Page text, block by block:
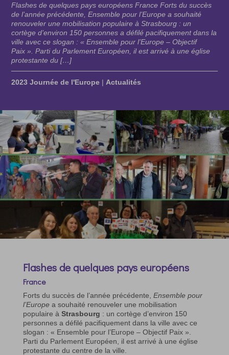
Flashes de quelques pays européens France Forts du succès
de l’année précédente, Ensemble pour l’Europe a souhaité
renouveler une mobilisation populaire à Strasbourg : un
cortège d’environ 150 personnes a défilé pacifiquement dans la
ville avec ce slogan : « Ensemble pour l’Europe – Objectif
Paix ». Parti du Parlement Européen, il est arrivé à une église
protestante du […]
2023 Journée de l'Europe | Actualités
Flashes de quelques pays européens
France
Forts du succès de l’année précédente, Ensemble pour
l’Europea souhaité renouveler une mobilisation
populaire à Strasbourg : un cortège d’environ 150
personnes a défilé pacifiquement dans la ville avec ce
slogan : « Ensemble pour l’Europe – Objectif Paix ».
Parti du Parlement Européen, il est arrivé à une église
protestante du centre de la ville.